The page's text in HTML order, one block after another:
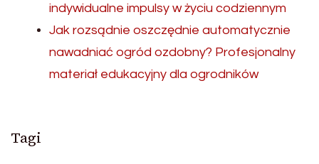
indywidualne impulsy w życiu codziennym
Jak rozsądnie oszczędnie automatycznie
nawadniać ogród ozdobny? Profesjonalny
materiał edukacyjny dla ogrodników
Tagi